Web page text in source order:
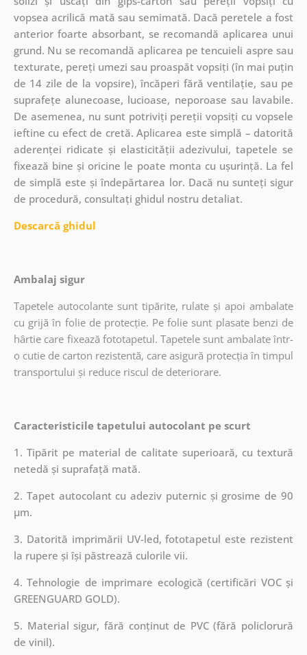
vopsea acrilică mată sau semimată. Dacă peretele a fost
anterior foarte absorbant, se recomandă aplicarea unui
grund. Nu se recomandă aplicarea pe tencuieli aspre sau
texturate, pereți umezi sau proaspăt vopsiți (în mai puțin
de 14 zile de la vopsire), încăperi fără ventilație, sau pe
suprafețe alunecoase, lucioase, neporoase sau lavabile.
De asemenea, nu sunt potriviți pereții vopsiți cu vopsele
ieftine cu efect de cretă. Aplicarea este simplă – datorită
aderenței ridicate și elasticității adezivului, tapetele se
fixează bine și oricine le poate monta cu ușurință. La fel
de simplă este și îndepărtarea lor. Dacă nu sunteți sigur
de procedură, consultați ghidul nostru detaliat.
Descarcă ghidul
Ambalaj sigur
Tapetele autocolante sunt tipărite, rulate și apoi ambalate
cu grijă în folie de protecție. Pe folie sunt plasate benzi de
hârtie care fixează fototapetul. Tapetele sunt ambalate într-
o cutie de carton rezistentă, care asigură protecția în timpul
transportului și reduce riscul de deteriorare.
Caracteristicile tapetului autocolant pe scurt
1. Tipărit pe material de calitate superioară, cu textură
netedă și suprafață mată.
2. Tapet autocolant cu adeziv puternic și grosime de 90
µm.
3. Datorită imprimării UV-led, fototapetul este rezistent
la rupere și își păstrează culorile vii.
4. Tehnologie de imprimare ecologică (certificări VOC și
GREENGUARD GOLD).
5. Material sigur, fără conținut de PVC (fără policlorură
de vinil).